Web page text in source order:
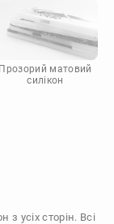
Прозорий матовий
силікон
усіх сторін. Всі